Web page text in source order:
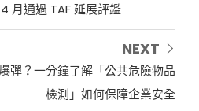
月通過 TAF 延展評鑑
NEXT
彈？一分鐘了解「公共危險物品
檢測」如何保障企業安全